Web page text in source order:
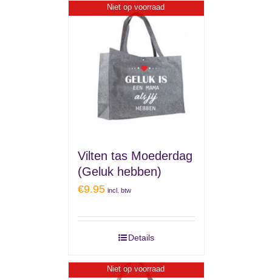
Niet op voorraad
Vilten tas Moederdag
(Geluk hebben)
€9.95 incl. btw
Details
Niet op voorraad